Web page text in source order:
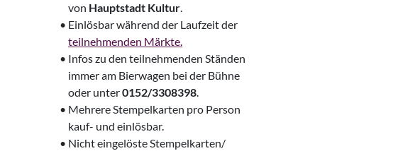
von Hauptstadt Kultur.
• Einlösbar während der Laufzeit der
teilnehmenden Märkte.
• Infos zu den teilnehmenden Ständen
‍ immer am Bierwagen bei der Bühne
‍ oder unter0152/3308398.
• Mehrere Stempelkarten pro Person
‍ kauf- und einlösbar.
• Nicht eingelöste Stempelkarten/